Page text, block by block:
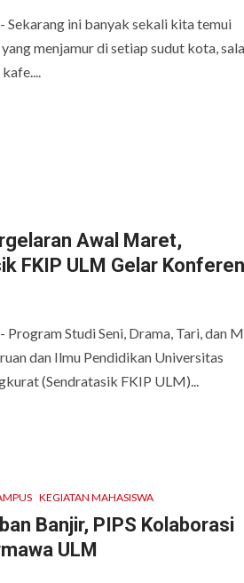
Sekarang ini banyak sekali kita temui
menjamur di setiap sudut kota,
Awal Maret,
FKIP ULM Gelar
Program Studi Seni, Drama, Tari, dan
dan Ilmu Pendidikan Universitas
(Sendratasik FKIP ULM)...
KEGIATAN MAHASISWA
Banjir, PIPS Kolaborasi
ULM